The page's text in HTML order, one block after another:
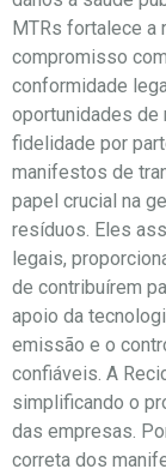
MTRs fortalece a
compromisso
conformidade
oportunidades de
fidelidade por
manifestos de
papel crucial na
resíduos. Eles
legais,
de contribuírem
apoio da
emissão e o
confiáveis. A
simplificando o
das empresas.
correta dos